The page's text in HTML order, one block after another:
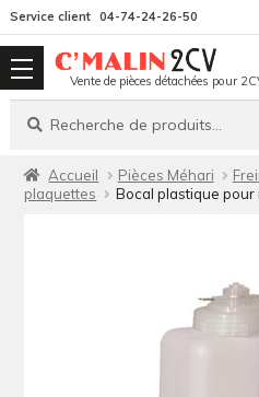
la
Service client 04-74-24-26-50
Vente de pièces détachées pour
Recherche
Recherche
Accueil Pièces Méhari
plaquettes
Bocal plastique